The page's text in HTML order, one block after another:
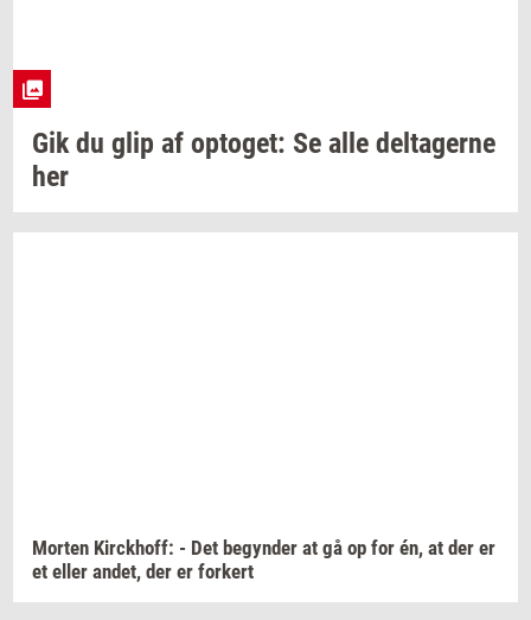
Gik du glip af op­to­get: Se alle del­ta­ger­ne
her
Mor­ten Kirck­hoff: - Det be­gyn­der at gå op for én, at der er
et eller andet, der er for­kert